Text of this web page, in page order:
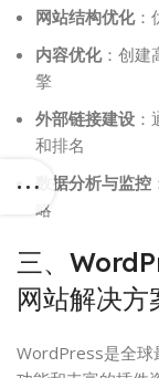
网站结构优化：
内容优化：创建
擎
外部链接建设
和排名
数据分析与监控
略
三、
网站解决方
WordPress是全球